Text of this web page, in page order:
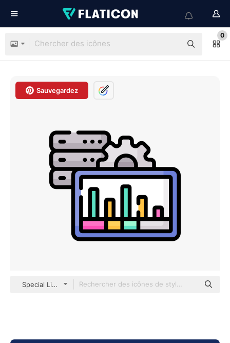
0
Sauvegardez
Special Lineal color